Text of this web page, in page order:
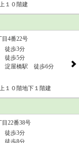
１０階建
4番22号
徒歩3分
徒歩5分
淀屋橋駅 徒歩6分
１０階地下１階建
22番38号
徒歩3分
徒歩8分